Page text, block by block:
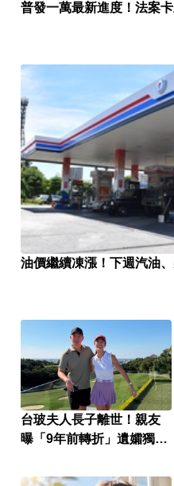
普發一萬最新進度！法案
油價繼續凍漲！下週汽油
台玻夫人長子離世！親友
曝「9年前轉折」遺孀獨扛